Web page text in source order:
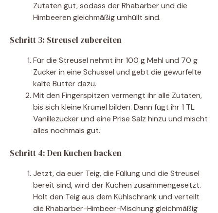
Zutaten gut, sodass der Rhabarber und die
Himbeeren gleichmäßig umhüllt sind.
Schritt 3: Streusel zubereiten
Für die Streusel nehmt ihr 100 g Mehl und 70 g
Zucker in eine Schüssel und gebt die gewürfelte
kalte Butter dazu.
Mit den Fingerspitzen vermengt ihr alle Zutaten,
bis sich kleine Krümel bilden. Dann fügt ihr 1 TL
Vanillezucker und eine Prise Salz hinzu und mischt
alles nochmals gut.
Schritt 4: Den Kuchen backen
Jetzt, da euer Teig, die Füllung und die Streusel
bereit sind, wird der Kuchen zusammengesetzt.
Holt den Teig aus dem Kühlschrank und verteilt
die Rhabarber-Himbeer-Mischung gleichmäßig